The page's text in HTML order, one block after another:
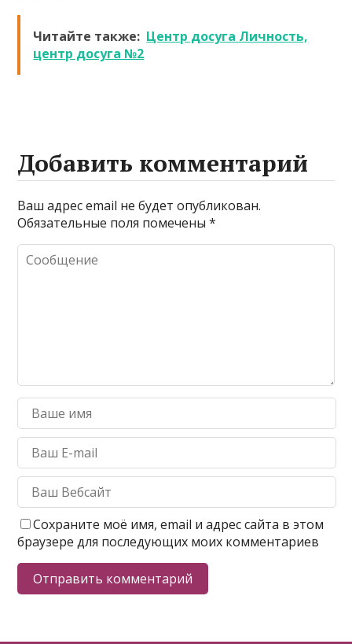
Читайте также: Центр досуга Личность,
центр досуга №2
Добавить комментарий
Ваш адрес email не будет опубликован.
Обязательные поля помечены*
Сохраните моё имя, email и адрес сайта в этом
браузере для последующих моих комментариев